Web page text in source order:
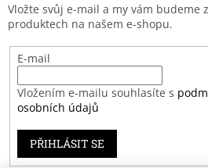
Vložte svůj e-mail a my vám budeme
produktech na našem e-shopu.
E-mail
Vložením e-mailu souhlasíte s
osobních údajů
PŘIHLÁSIT SE